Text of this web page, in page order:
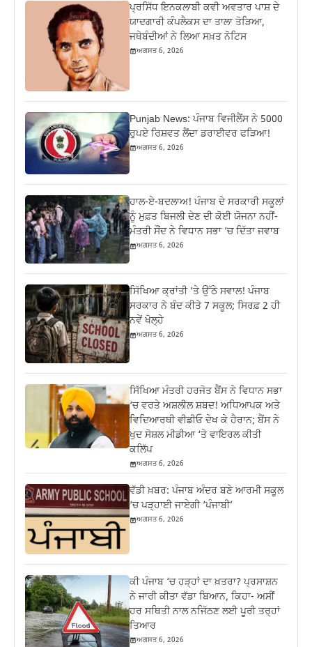
ਪ੍ਰਸਿੱਧ ਇਨਕਲਾਬੀ ਕਵੀ ਅਵਤਾਰ ਪਾਸ਼ ਦੇ
ਯਾਦਗਾਰੀ ਕੰਪਲੈਕਸ ਦਾ ਤਾਲਾ ਤੋੜਿਆ,
ਜਥੇਬੰਦੀਆਂ ਨੇ ਲਿਆ ਸਖ਼ਤ ਨੋਟਿਸ
ਅਗਸਤ 6, 2026
Punjab News: ਪੰਜਾਬ ਵਿਜੀਲੈਂਸ ਨੇ 5000
ਰੁਪਏ ਰਿਸ਼ਵਤ ਲੈਂਦਾ ਡਰਾਈਵਰ ਫੜਿਆ!
ਅਗਸਤ 6, 2026
ਹਾਲ-ਏ-ਬਦਲਾਅ! ਪੰਜਾਬ ਦੇ ਸਰਕਾਰੀ ਸਕੂਲਾਂ
ਨੂੰ ਮੁਫ਼ਤ ਬਿਜਲੀ ਦੇਣ ਦੀ ਕੋਈ ਯੋਜਨਾ ਨਹੀਂ-
ਮੰਤਰੀ ਸੌਂਦ ਨੇ ਵਿਧਾਨ ਸਭਾ ‘ਚ ਦਿੱਤਾ ਜਵਾਬ
ਅਗਸਤ 6, 2026
ਸਿੱਖਿਆ ਕ੍ਰਾਂਤੀ ‘ਤੇ ਉੱਠੇ ਸਵਾਲ! ਪੰਜਾਬ
ਸਰਕਾਰ ਨੇ ਬੰਦ ਕੀਤੇ 7 ਸਕੂਲ; ਸਿਰਫ਼ 2 ਹੀ
ਨਵੇਂ ਖੋਲ੍ਹੇ
ਅਗਸਤ 6, 2026
ਸਿੱਖਿਆ ਮੰਤਰੀ ਹਰਜੋਤ ਬੈਂਸ ਨੇ ਵਿਧਾਨ ਸਭਾ
‘ਚ ਵਰਤੇ ਅਸ਼ਲੀਲ ਸ਼ਬਦ! ਅਧਿਆਪਕ ਅਤੇ
ਵਿਦਿਆਰਥੀ ਵੀਡੀਓ ਦੇਖ ਕੇ ਹੈਰਾਨ; ਬੈਂਸ ਨੇ
ਖੁਦ ਸੋਸ਼ਲ ਮੀਡੀਆ ‘ਤੇ ਵਾਇਰਲ ਕੀਤੀ
ਕਲਿੱਪ
ਅਗਸਤ 6, 2026
ਵੱਡੀ ਖ਼ਬਰ: ਪੰਜਾਬ ਅੰਦਰ ਬਣੇ ਆਰਮੀ ਸਕੂਲ
‘ਚ ਪੜ੍ਹਾਈ ਜਾਏਗੀ ‘ਪੰਜਾਬੀ’
ਅਗਸਤ 6, 2026
ਕੀ ਪੰਜਾਬ ‘ਚ ਹੜ੍ਹਾਂ ਦਾ ਖ਼ਤਰਾ? ਪ੍ਰਸਾਸ਼ਨ
ਨੇ ਜਾਰੀ ਕੀਤਾ ਵੱਡਾ ਬਿਆਨ, ਕਿਹਾ- ਅਸੀਂ
ਹਰ ਸਥਿਤੀ ਨਾਲ ਨਜਿੱਠਣ ਲਈ ਪੂਰੀ ਤਰ੍ਹਾਂ
ਤਿਆਰ
ਅਗਸਤ 6, 2026